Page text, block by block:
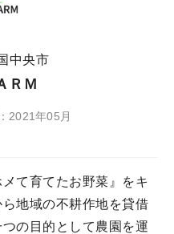
中央市
ＲＭ
2021年05月
て育てたお野菜』をキ
地域の不耕作地を貸借
の目的として農園を運